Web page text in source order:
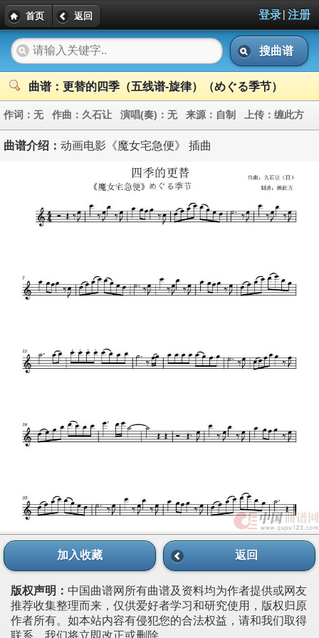
首页 返回 登录| 注册
搜曲谱
曲谱：更替的四季（五线谱-旋律）（めぐる季节）
作词： 无 作曲： 久石让 演唱(奏)： 无 来源： 自制 上传： 缠此方
曲谱介绍： 动画电影《魔女宅急便》 插曲
加入收藏 返回
版权声明： 中国曲谱网所有曲谱及资料均为作者提供或网友
推荐收集整理而来，仅供爱好者学习和研究使用，版权归原
作者所有。如本站内容有侵犯您的合法权益，请和我们取得
联系，我们将立即改正或删除。